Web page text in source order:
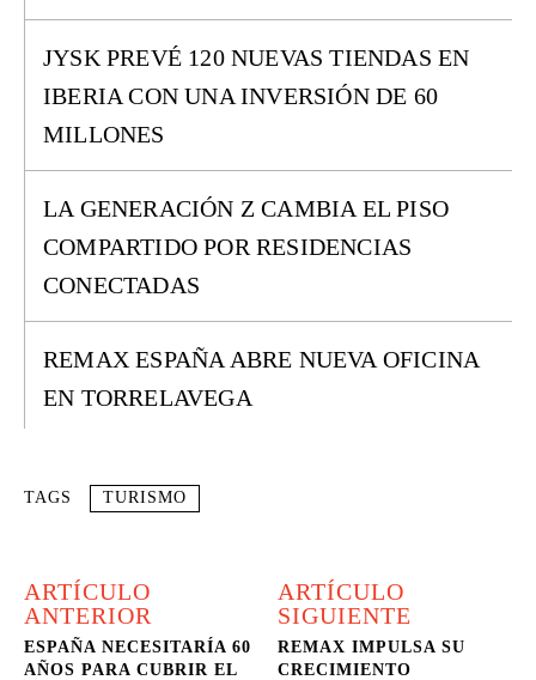
JYSK PREVÉ 120 NUEVAS TIENDAS EN
IBERIA CON UNA INVERSIÓN DE 60
MILLONES
LA GENERACIÓN Z CAMBIA EL PISO
COMPARTIDO POR RESIDENCIAS
CONECTADAS
REMAX ESPAÑA ABRE NUEVA OFICINA
EN TORRELAVEGA
TAGS TURISMO
ARTÍCULO
ANTERIOR
ESPAÑA NECESITARÍA 60
AÑOS PARA CUBRIR EL
ARTÍCULO
SIGUIENTE
REMAX IMPULSA SU
CRECIMIENTO